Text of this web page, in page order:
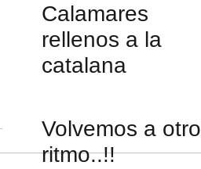
Calamares
rellenos a la
catalana
Volvemos a otro
ritmo..!!